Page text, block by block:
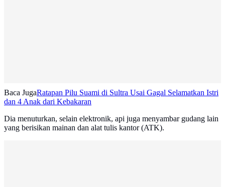
Baca JugaRatapan Pilu Suami di Sultra Usai Gagal Selamatkan Istri
dan 4 Anak dari Kebakaran
Dia menuturkan, selain elektronik, api juga menyambar gudang lain
yang berisikan mainan dan alat tulis kantor (ATK).